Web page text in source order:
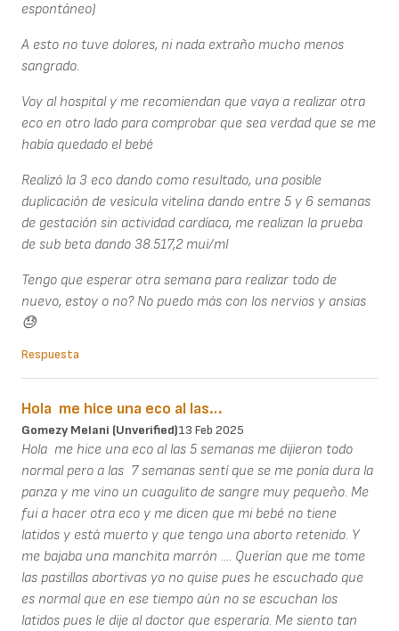
espontáneo)
A esto no tuve dolores, ni nada extraño mucho menos
sangrado.
Voy al hospital y me recomiendan que vaya a realizar otra
eco en otro lado para comprobar que sea verdad que se me
había quedado el bebé
Realizó la 3 eco dando como resultado, una posible
duplicación de vesícula vitelina dando entre 5 y 6 semanas
de gestación sin actividad cardíaca, me realizan la prueba
de sub beta dando 38.517,2 mui/ml
Tengo que esperar otra semana para realizar todo de
nuevo, estoy o no? No puedo más con los nervios y ansias
😓
Respuesta
Hola me hice una eco al las…
Gomezy Melani (unverified)13 Feb 2025
Hola me hice una eco al las 5 semanas me dijieron todo
normal pero a las 7 semanas sentí que se me ponía dura la
panza y me vino un cuagulito de sangre muy pequeño. Me
fui a hacer otra eco y me dicen que mi bebé no tiene
latidos y está muerto y que tengo una aborto retenido. Y
me bajaba una manchita marrón .... Querían que me tome
las pastillas abortivas yo no quise pues he escuchado que
es normal que en ese tiempo aún no se escuchan los
latidos pues le dije al doctor que esperaría. Me siento tan